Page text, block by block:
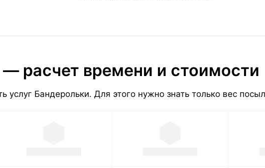
расчет времени и стоимости
услуг Бандерольки. Для этого нужно знать только вес